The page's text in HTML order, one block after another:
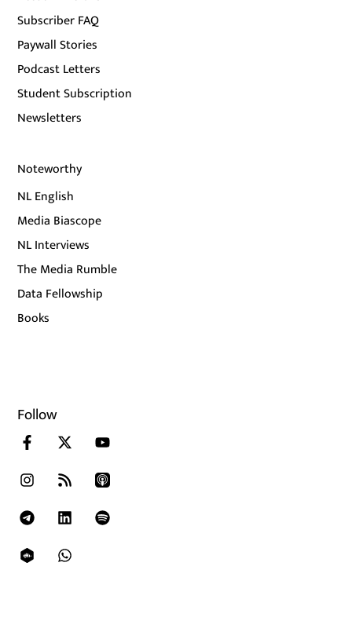
Subscriber FAQ
Paywall Stories
Podcast Letters
Student Subscription
Newsletters
Noteworthy
NL English
Media Biascope
NL Interviews
The Media Rumble
Data Fellowship
Books
Follow